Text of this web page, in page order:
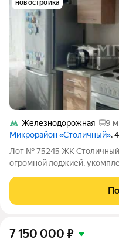
новостройка
Железнодорожная
9
Микрорайон «Столичный»,
Лот № 75245 ЖК Столичный
огромной лоджией,
инфраструктурой, все в
аптеки, школа, детский сад,
7 150 000 ₽